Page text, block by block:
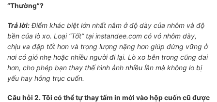
“Thường”?
Trả lời: Điểm khác biệt lớn nhất nằm ở độ dày của nhôm và độ
bền của lò xo. Loại “Tốt” tại instandee.com có vỏ nhôm dày,
chịu va đập tốt hơn và trọng lượng nặng hơn giúp đứng vững ở
nơi có gió nhẹ hoặc nhiều người đi lại. Lò xo bên trong cũng dai
hơn, cho phép bạn thay thế hình ảnh nhiều lần mà không lo bị
yếu hay hỏng trục cuốn.
Câu hỏi 2. Tôi có thể tự thay tấm in mới vào hộp cuốn cũ được